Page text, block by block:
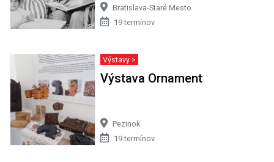
Bratislava-Staré Mesto
19 termínov
Výstavy >
Výstava Ornament
Pezinok
19 termínov